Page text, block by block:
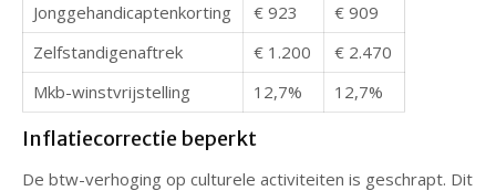
Jonggehandicaptenkorting
€ 923
€ 909
Zelfstandigenaftrek
€ 1.200
€ 2.470
Mkb-winstvrijstelling
12,7% 12,7%
Inflatiecorrectie beperkt
De btw-verhoging op culturele activiteiten is geschrapt. Dit